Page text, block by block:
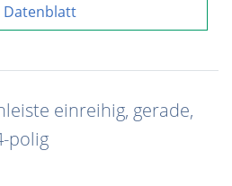
Datenblatt
einreihig, gerade,
polig